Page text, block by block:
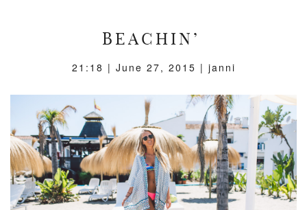
BEACHIN’
21:18 | June 27, 2015 | janni